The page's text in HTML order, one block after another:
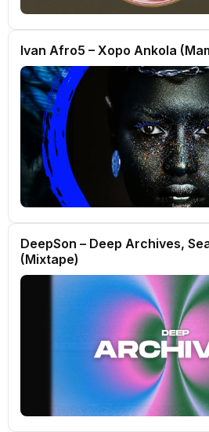
Ivan Afro5 – Xopo Ankola
DeepSon – Deep Archives,
(Mixtape)